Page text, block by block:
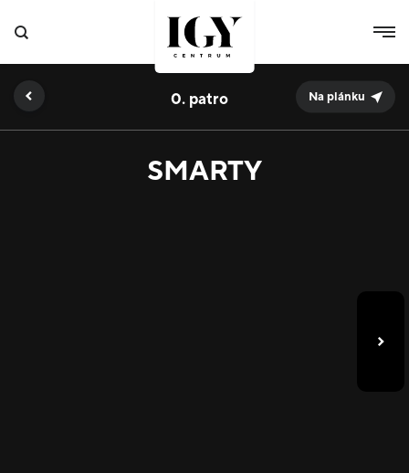
SMARTY
0. Na plánku